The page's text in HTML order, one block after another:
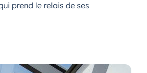
prend le relais de ses